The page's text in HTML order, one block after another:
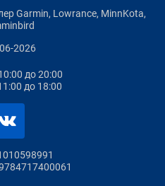
Garmin, Lowrance, MinnKota,
2026
до 20:00
до 18:00